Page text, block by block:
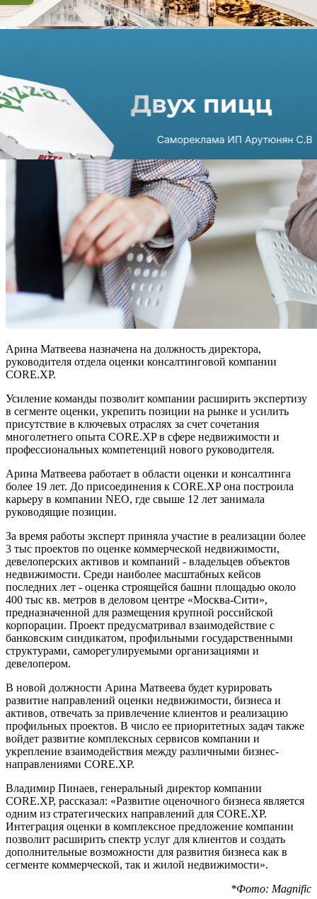
Арина Матвеева назначена на должность директора,
руководителя отдела оценки консалтинговой компании
CORE.XP.
Усиление команды позволит компании расширить экспертизу
в сегменте оценки, укрепить позиции на рынке и усилить
присутствие в ключевых отраслях за счет сочетания
многолетнего опыта CORE.XP в сфере недвижимости и
профессиональных компетенций нового руководителя.
Арина Матвеева работает в области оценки и консалтинга
более 19 лет. До присоединения к CORE.XP она построила
карьеру в компании NEO, где свыше 12 лет занимала
руководящие позиции.
За время работы эксперт приняла участие в реализации более
3 тыс проектов по оценке коммерческой недвижимости,
девелоперских активов и компаний - владельцев объектов
недвижимости. Среди наиболее масштабных кейсов
последних лет - оценка строящейся башни площадью около
400 тыс кв. метров в деловом центре «Москва-Сити»,
предназначенной для размещения крупной российской
корпорации. Проект предусматривал взаимодействие с
банковским синдикатом, профильными государственными
структурами, саморегулируемыми организациями и
девелопером.
В новой должности Арина Матвеева будет курировать
развитие направлений оценки недвижимости, бизнеса и
активов, отвечать за привлечение клиентов и реализацию
профильных проектов. В число ее приоритетных задач также
войдет развитие комплексных сервисов компании и
укрепление взаимодействия между различными бизнес-
направлениями CORE.XP.
Владимир Пинаев, генеральный директор компании
CORE.XP, рассказал: «Развитие оценочного бизнеса является
одним из стратегических направлений для CORE.XP.
Интеграция оценки в комплексное предложение компании
позволит расширить спектр услуг для клиентов и создать
дополнительные возможности для развития бизнеса как в
сегменте коммерческой, так и жилой недвижимости».
*Фото: Magnific